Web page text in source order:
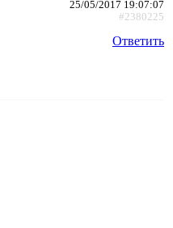
25/05/2017 19:07:07
#2380225
Ответить